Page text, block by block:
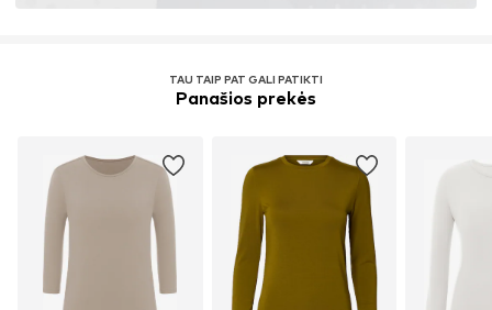
TAU TAIP PAT GALI PATIKTI
Panašios prekės